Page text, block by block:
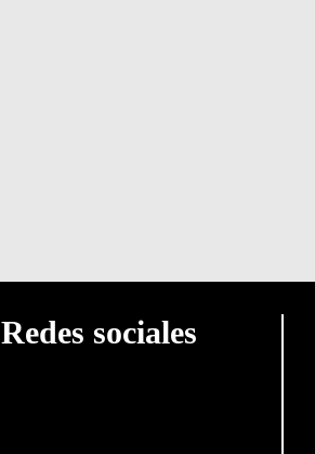
Redes sociales